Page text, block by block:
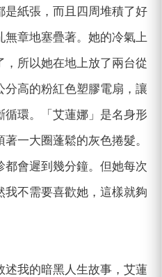
是紙張，而且四周堆積了好
章地塞疊著。她的冷氣上
所以她在地上放了兩台從
高的粉紅色塑膠電扇，讓
循環。「艾蓮娜」是名身形
一大圈蓬鬆的灰色捲髮。
會遲到幾分鐘。但她每次
不需要喜歡她，這樣就夠
我的暗黑人生故事，艾蓮